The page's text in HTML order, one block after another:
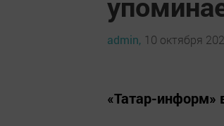
admin, 10 октября
«Татар-информ»